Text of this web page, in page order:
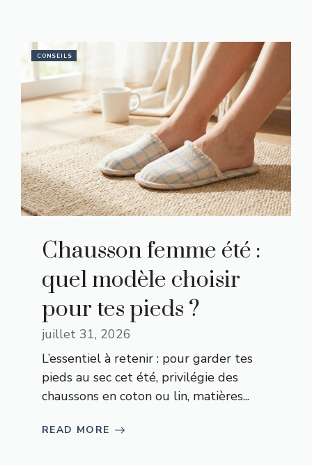
CONSEILS
Chausson femme été :
quel modèle choisir
pour tes pieds ?
juillet 31, 2026
L’essentiel à retenir : pour garder tes
pieds au sec cet été, privilégie des
chaussons en coton ou lin, matières...
READ MORE